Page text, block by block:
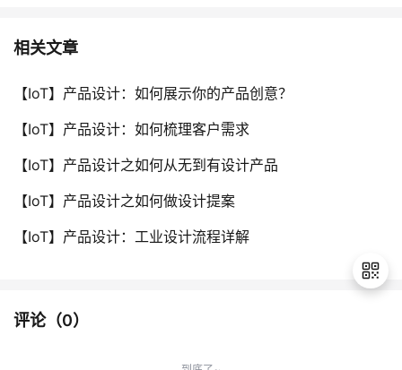
相关文章
【IoT】产品设计：如何展示你的产品创意？
【IoT】产品设计：如何梳理客户需求
【IoT】产品设计之如何从无到有设计产品
【IoT】产品设计之如何做设计提案
【IoT】产品设计：工业设计流程详解
评论（0）